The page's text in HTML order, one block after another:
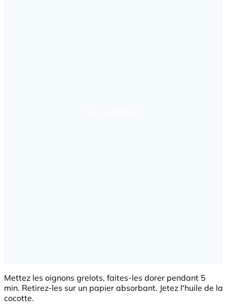
Mettez les oignons grelots, faites-les dorer pendant 5
min. Retirez-les sur un papier absorbant. Jetez l'huile de la
cocotte.